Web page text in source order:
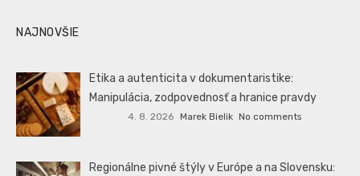
NAJNOVŠIE
Etika a autenticita v dokumentaristike:
Manipulácia, zodpovednosť a hranice pravdy
4. 8. 2026 Marek Bielik No comments
Regionálne pivné štýly v Európe a na Slovensku: